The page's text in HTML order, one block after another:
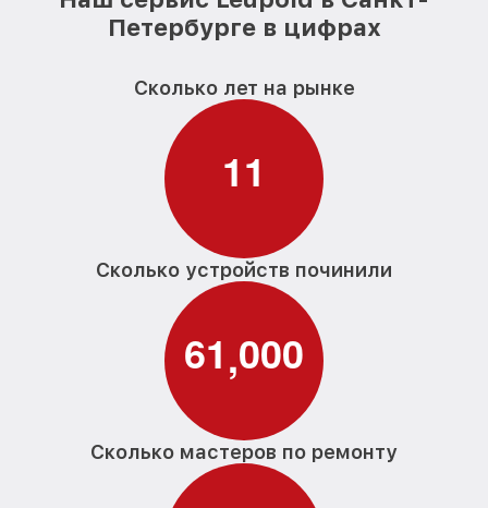
Петербурге в цифрах
Сколько лет на рынке
11
Сколько устройств починили
61,000
Сколько мастеров по ремонту